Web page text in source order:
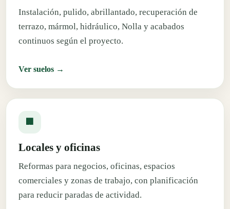
Instalación, pulido, abrillantado, recuperación de
terrazo, mármol, hidráulico, Nolla y acabados
continuos según el proyecto.
Ver suelos →
🏢
Locales y oficinas
Reformas para negocios, oficinas, espacios
comerciales y zonas de trabajo, con planificación
para reducir paradas de actividad.